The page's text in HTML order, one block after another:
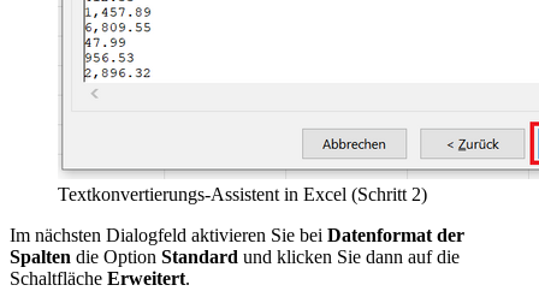
Textkonvertierungs-Assistent in Excel (Schritt 2)
Im nächsten Dialogfeld aktivieren Sie bei Datenformat der
Spalten die Option Standard und klicken Sie dann auf die
Schaltfläche Erweitert.